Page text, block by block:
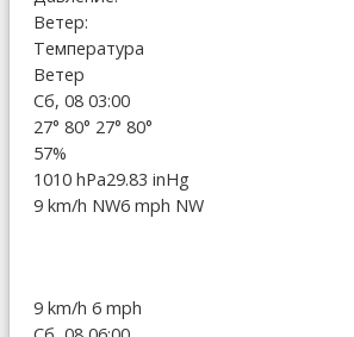
Ветер:
Температура
Ветер
Сб, 08 03:00
27° 80° 27° 80°
57%
1010 hPa29.83 inHg
9 km/h NW6 mph NW
9 km/h 6 mph